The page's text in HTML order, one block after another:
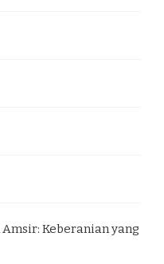
Keberanian yang